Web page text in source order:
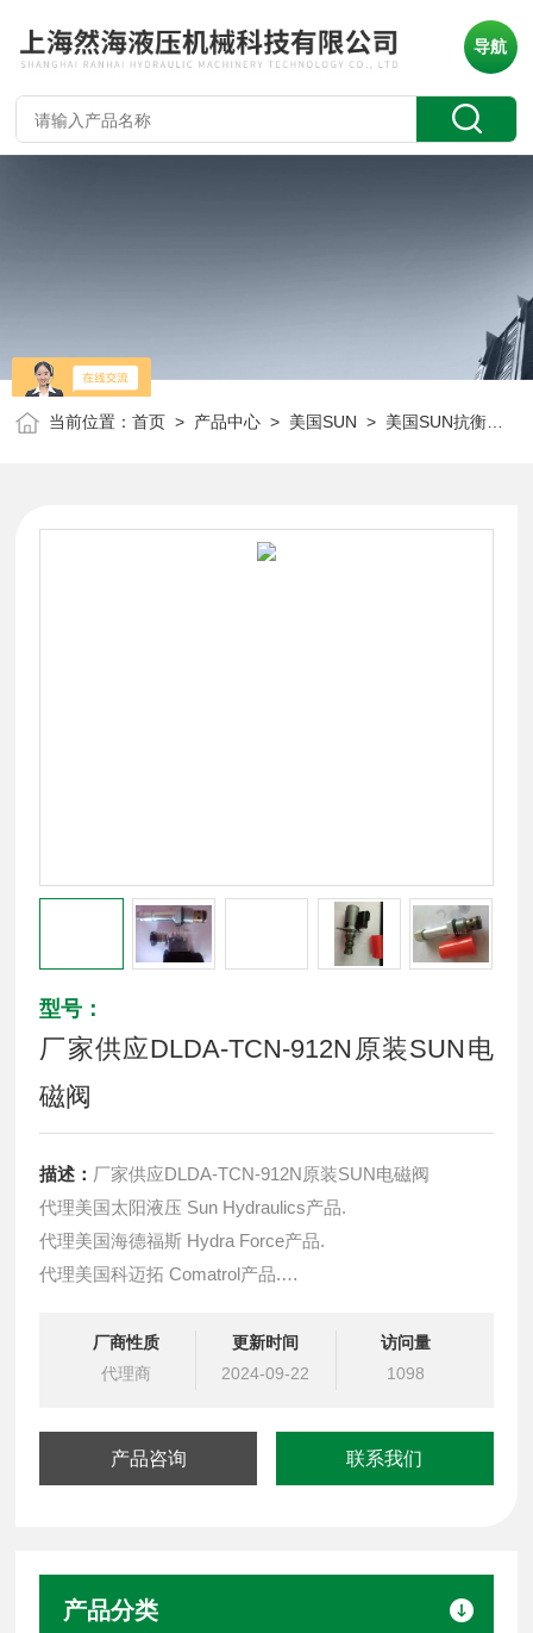
导航
当前位置：首页 > 产品中心 > 美国SUN > 美国SUN抗衡阀
型号：
厂家供应DLDA-TCN-912N原装SUN电
磁阀
描述： 厂家供应DLDA-TCN-912N原装SUN电磁阀
代理美国太阳液压 Sun Hydraulics产品.
代理美国海德福斯 Hydra Force产品.
代理美国科迈拓 Comatrol产品.
提供油路系统设计,油路块设计,阀块设计与选型
液压油缸，经销力士乐、派克、中国台湾北部等液压元件
厂商性质
代理商
更新时间
2024-09-22
访问量
1098
产品咨询 联系我们
产品分类